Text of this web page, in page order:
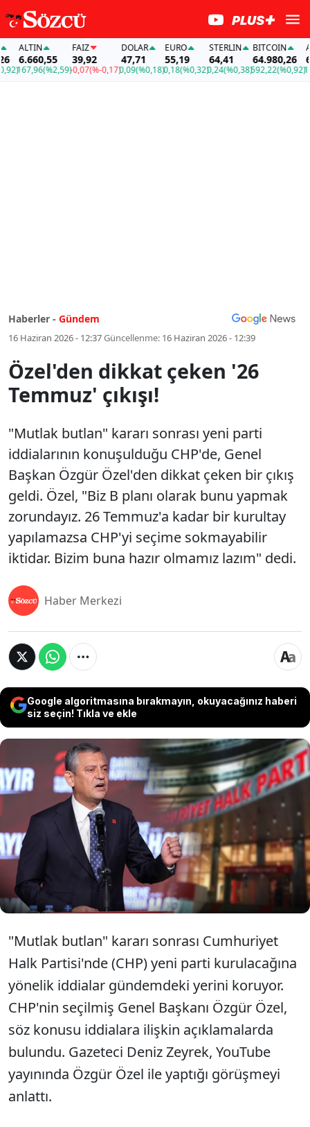
ALTIN
6.660,55
167,96(%2,59)
FAİZ
39,92
-0,07(%-0,17)
DOLAR
47,71
0,09(%0,18)
EURO
55,19
0,18(%0,32)
STERLIN
64,41
0,24(%0,38)
BITCOIN
64.980,26
592,22(%0,92)
Haberler - Gündem
16 Haziran 2026 - 12:37Güncellenme: 16 Haziran 2026 - 12:39
Özel'den dikkat çeken '26
Temmuz' çıkışı!
"Mutlak butlan" kararı sonrası yeni parti
iddialarının konuşulduğu CHP'de, Genel
Başkan Özgür Özel'den dikkat çeken bir çıkış
geldi. Özel, "Biz B planı olarak bunu yapmak
zorundayız. 26 Temmuz'a kadar bir kurultay
yapılamazsa CHP'yi seçime sokmayabilir
iktidar. Bizim buna hazır olmamız lazım" dedi.
Haber Merkezi
Google algoritmasına bırakmayın, okuyacağınız haberi
siz seçin! Tıkla ve ekle
"Mutlak butlan" kararı sonrası yeni parti
iddialarının konuşulduğu CHP'de, Genel Başkan
Özgür Özel'den dikkat çeken bir çıkış geldi. Özel,
"Biz B planı olarak bunu yapmak zorundayız. 26
Temmuz'a kadar bir kurultay yapılamazsa CHP'yi
seçime sokmayabilir iktidar. Bizim buna hazır
olmamız lazım" dedi.
"Mutlak butlan" kararı sonrası Cumhuriyet
Halk Partisi'nde (CHP) yeni parti kurulacağına
yönelik iddialar gündemdeki yerini koruyor.
CHP'nin seçilmiş Genel Başkanı Özgür Özel,
söz konusu iddialara ilişkin açıklamalarda
bulundu. Gazeteci Deniz Zeyrek, YouTube
yayınında Özgür Özel ile yaptığı görüşmeyi
anlattı.